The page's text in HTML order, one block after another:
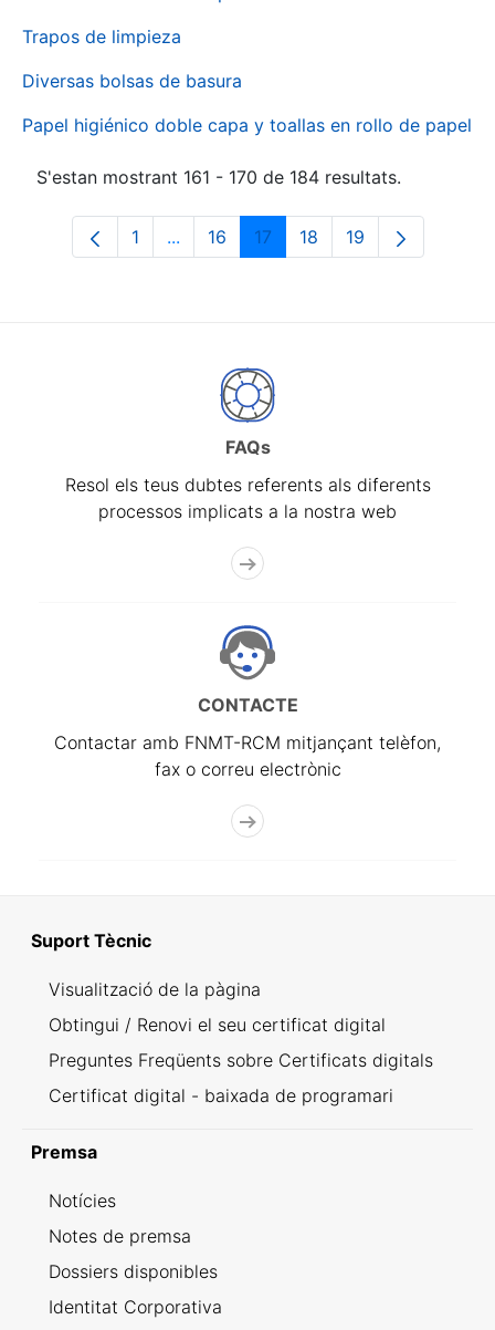
Trapos de limpieza
Diversas bolsas de basura
Papel higiénico doble capa y toallas en rollo de papel
S'estan mostrant 161 - 170 de 184 resultats.
Pàgina
1 ...Pàgines intermèdies Utilitzeu TAB per
Pàgina
16 Pàgina
17 Pàgina
18 Pàgina
19
FAQs
Resol els teus dubtes referents als diferents
processos implicats a la nostra web
CONTACTE
Contactar amb FNMT-RCM mitjançant telèfon,
fax o correu electrònic
Suport Tècnic
Visualització de la pàgina
Obtingui / Renovi el seu certificat digital
Preguntes Freqüents sobre Certificats digitals
Certificat digital - baixada de programari
Premsa
Notícies
Notes de premsa
Dossiers disponibles
Identitat Corporativa